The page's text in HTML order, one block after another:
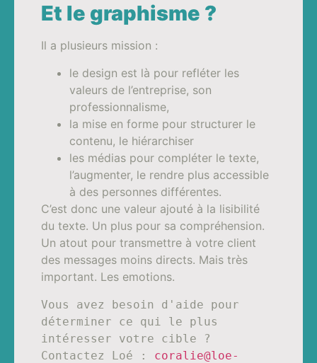
Et le graphisme ?
Il a plusieurs mission :
le design est là pour refléter les
valeurs de l’entreprise, son
professionnalisme,
la mise en forme pour structurer le
contenu, le hiérarchiser
les médias pour compléter le texte,
l’augmenter, le rendre plus accessible
à des personnes différentes.
C’est donc une valeur ajouté à la lisibilité
du texte. Un plus pour sa compréhension.
Un atout pour transmettre à votre client
des messages moins directs. Mais très
important. Les emotions.
Vous avez besoin d'aide pour
déterminer ce qui le plus
intéresser votre cible ?
Contactez Loé : coralie@loe-